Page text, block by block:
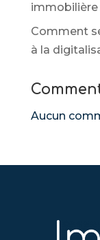
immobilière
Comment
à la
Aucun